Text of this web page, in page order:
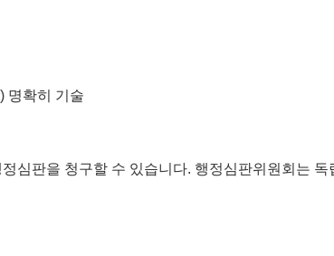
명확히 기술
심판을 청구할 수 있습니다. 행정심판위원회는